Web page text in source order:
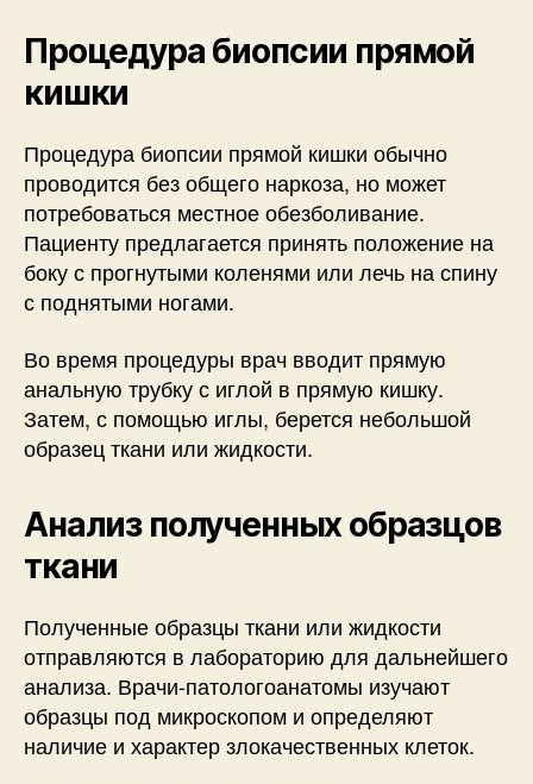
Процедура биопсии прямой
кишки
Процедура биопсии прямой кишки обычно
проводится без общего наркоза, но может
потребоваться местное обезболивание.
Пациенту предлагается принять положение на
боку с прогнутыми коленями или лечь на спину
с поднятыми ногами.
Во время процедуры врач вводит прямую
анальную трубку с иглой в прямую кишку.
Затем, с помощью иглы, берется небольшой
образец ткани или жидкости.
Анализ полученных образцов
ткани
Полученные образцы ткани или жидкости
отправляются в лабораторию для дальнейшего
анализа. Врачи-патологоанатомы изучают
образцы под микроскопом и определяют
наличие и характер злокачественных клеток.